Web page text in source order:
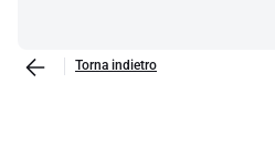
Torna indietro